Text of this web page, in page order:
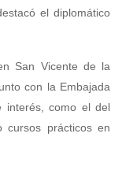
el diplomático
San Vicente de la
con la Embajada
interés, como el del
cursos prácticos en